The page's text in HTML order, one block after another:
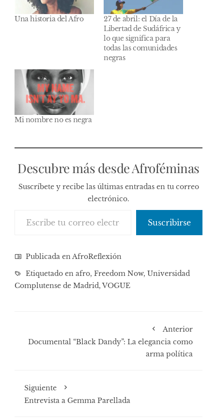
Una historia del Afro
27 de abril: el Día de la
Libertad de Sudáfrica y
lo que significa para
todas las comunidades
negras
Mi nombre no es negra
Descubre más desde Afroféminas
Suscríbete y recibe las últimas entradas en tu correo
electrónico.
Suscribirse
Publicada enAfroReflexión
Etiquetado en afro, Freedom Now, Universidad
Complutense de Madrid,VOGUE
Anterior
Documental “Black Dandy”: La elegancia como
arma política
Siguiente
Entrevista a Gemma Parellada